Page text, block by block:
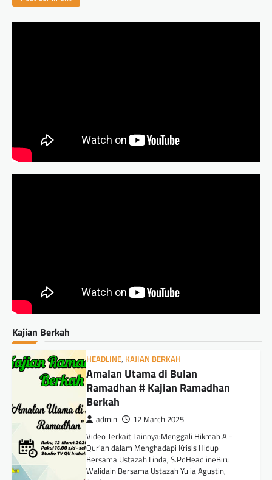
Kajian Berkah
HEADLINE, KAJIAN BERKAH
Amalan Utama di Bulan
Ramadhan # Kajian Ramadhan
Berkah
admin 12 March 2025
Video Terkait Lainnya:Menggali Hikmah Al-
Qur'an dalam Menghadapi Krisis Hidup
Bersama Ustazah Linda, S.PdHeadlineBirul
Walidain Bersama Ustazah Yulia Agustin,